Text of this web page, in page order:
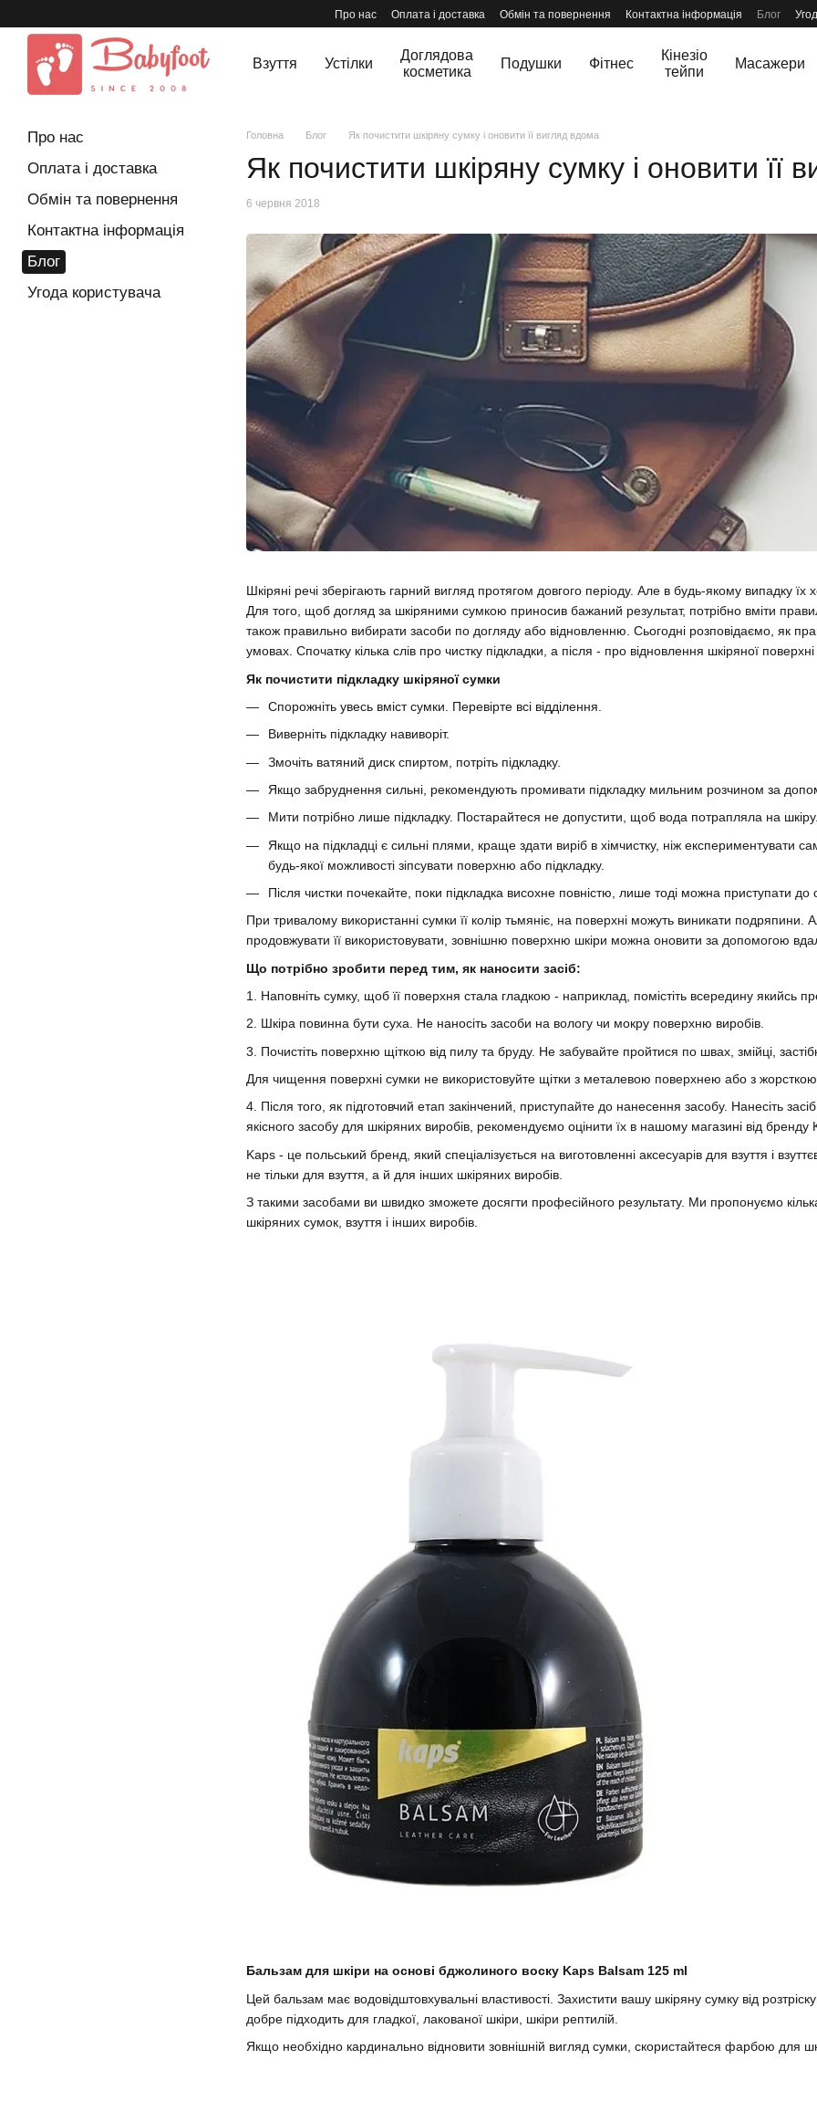
Про нас Оплата і доставка Обмін та повернення Контактна інформація Блог
Взуття Устілки
Доглядова
косметика
Подушки Фітнес
Кінезіо
тейпи
Масажери
Головна Блог Як почистити шкіряну сумку і оновити її вигляд вдома
Як почистити шкіряну сумку і оновити її
6 червня 2018
Шкіряні речі зберігають гарний вигляд протягом довгого періоду. Але в будь-якому випадку
Для того, щоб догляд за шкіряними сумкою приносив бажаний результат, потрібно вміти
також правильно вибирати засоби по догляду або відновленню. Сьогодні розповідаємо, як
умовах. Спочатку кілька слів про чистку підкладки, а після - про відновлення шкіряної
Як почистити підкладку шкіряної сумки
Спорожніть увесь вміст сумки. Перевірте всі відділення.
Виверніть підкладку навиворіт.
Змочіть ватяний диск спиртом, потріть підкладку.
Якщо забруднення сильні, рекомендують промивати підкладку мильним розчином за
Мити потрібно лише підкладку. Постарайтеся не допустити, щоб вода потрапляла на
Якщо на підкладці є сильні плями, краще здати виріб в хімчистку, ніж експериментувати
будь-якої можливості зіпсувати поверхню або підкладку.
Після чистки почекайте, поки підкладка висохне повністю, лише тоді можна приступати до
При тривалому використанні сумки її колір тьмяніє, на поверхні можуть виникати подряпини.
продовжувати її використовувати, зовнішню поверхню шкіри можна оновити за допомогою
Що потрібно зробити перед тим, як наносити засіб:
1. Наповніть сумку, щоб її поверхня стала гладкою - наприклад, помістіть всередину якийсь
2. Шкіра повинна бути суха. Не наносіть засоби на вологу чи мокру поверхню виробів.
3. Почистіть поверхню щіткою від пилу та бруду. Не забувайте пройтися по швах, змійці,
Для чищення поверхні сумки не використовуйте щітки з металевою поверхнею або з
4. Після того, як підготовчий етап закінчений, приступайте до нанесення засобу. Нанесіть
якісного засобу для шкіряних виробів, рекомендуємо оцінити їх в нашому магазині від бренду
Kaps - це польський бренд, який спеціалізується на виготовленні аксесуарів для взуття і
не тільки для взуття, а й для інших шкіряних виробів.
З такими засобами ви швидко зможете досягти професійного результату. Ми пропонуємо
шкіряних сумок, взуття і інших виробів.
Бальзам для шкіри на основі бджолиного воску Kaps Balsam 125 ml
Цей бальзам має водовідштовхувальні властивості. Захистити вашу шкіряну сумку від
добре підходить для гладкої, лакованої шкіри, шкіри рептилій.
Якщо необхідно кардинально відновити зовнішній вигляд сумки, скористайтеся фарбою для
Про нас
Оплата і доставка
Обмін та повернення
Контактна інформація
Блог
Угода користувача